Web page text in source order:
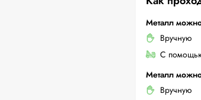
Металл можно
Вручную
С
Металл можно
Вручную